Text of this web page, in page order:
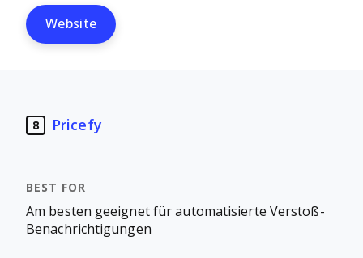
Website
8 Pricefy
Am besten geeignet für automatisierte Verstoß-
Benachrichtigungen